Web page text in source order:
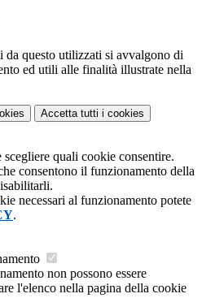
da questo utilizzati si avvalgono di
ed utili alle finalità illustrate nella
Accetta tutti i cookies
scegliere quali cookie consentire.
consentono il funzionamento della
necessari al funzionamento potete
.
non possono essere
l'elenco nella pagina della cookie